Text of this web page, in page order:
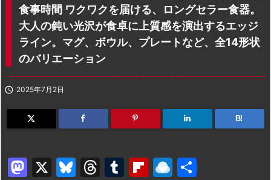
食事時間 ワクワクを届ける、ロングセラー食器。
大人の鈍い光沢が食卓に上質感を演出するエッジ
ライン。マグ、ボウル、プレートなど、全14形状
のバリエーション
 2025年7月2日
B!
M X
Bl T
T
Fl R